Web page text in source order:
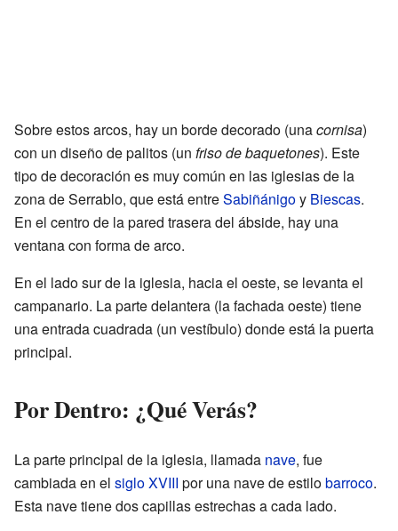
Sobre estos arcos, hay un borde decorado (unacornisa)
con un diseño de palitos (un friso de baquetones). Este
tipo de decoración es muy común en las iglesias de la
zona de Serrablo, que está entreSabiñánigoy Biescas.
En el centro de la pared trasera del ábside, hay una
ventana con forma de arco.
En el lado sur de la iglesia, hacia el oeste, se levanta el
campanario. La parte delantera (la fachada oeste) tiene
una entrada cuadrada (un vestíbulo) donde está la puerta
principal.
Por Dentro: ¿Qué Verás?
La parte principal de la iglesia, llamada nave, fue
cambiada en el siglo XVIII por una nave de estilobarroco.
Esta nave tiene dos capillas estrechas a cada lado.